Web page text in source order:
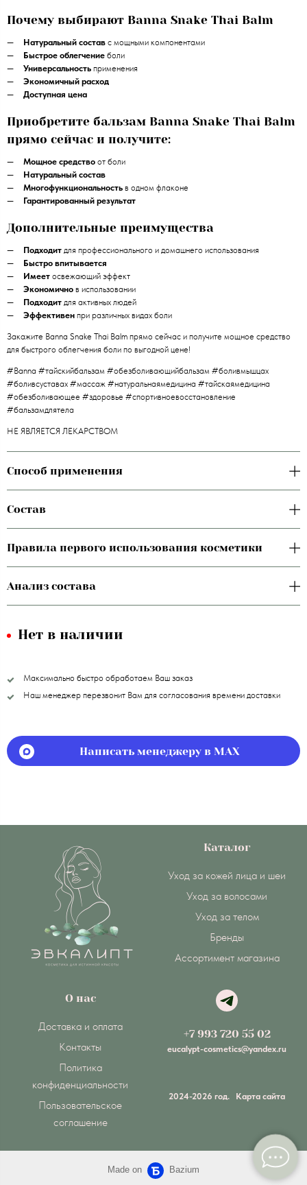
Почему выбирают Banna Snake Thai Balm
Натуральный состав с мощными компонентами
Быстрое облегчение боли
Универсальность применения
Экономичный расход
Доступная цена
Приобретите бальзам Banna Snake Thai Balm
прямо сейчас и получите:
Мощное средство от боли
Натуральный состав
Многофункциональность в одном флаконе
Гарантированный результат
Дополнительные преимущества
Подходит для профессионального и домашнего использования
Быстро впитывается
Имеет освежающий эффект
Экономично в использовании
Подходит для активных людей
Эффективен при различных видах боли
Закажите Banna Snake Thai Balm прямо сейчас и получите мощное средство
для быстрого облегчения боли по выгодной цене!
#Banna #тайскийбальзам #обезболивающийбальзам #боливмышцах
#боливсуставах #массаж #натуральнаямедицина #тайскаямедицина
#обезболивающее #здоровье #спортивноевосстановление
#бальзамдлятела
НЕ ЯВЛЯЕТСЯ ЛЕКАРСТВОМ
Способ применения
Состав
Правила первого использования косметики
Анализ состава
Нет в наличии
Максимально быстро обработаем Ваш заказ
Наш менеджер перезвонит Вам для согласования времени доставки
Написать менеджеру в MAX
Каталог
Уход за кожей лица и шеи
Уход за волосами
Уход за телом
Бренды
Ассортимент магазина
О нас
Доставка и оплата
Контакты
Политика
конфиденциальности
Пользовательское
соглашение
+7 993 720 55 02
eucalypt-cosmetics@yandex.ru
2024-2026 год. Карта сайта
Made on Bazium